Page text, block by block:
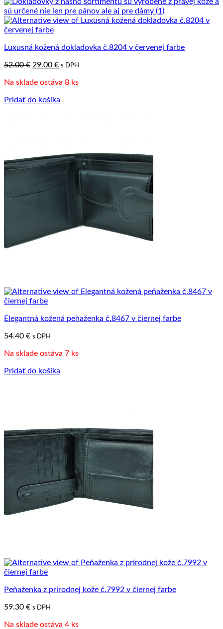
Luxusná kožená dokladovka č.8204 v červenej farbe
52.00€ Pôvodná
bola:
29.00 €Aktuálna
je:
s DPH
Na sklade ostáva 8 ks
Pridať do košíka
Elegantná kožená peňaženka č.8467 v čiernej farbe
54.40 € s DPH
Na sklade ostáva 7 ks
Pridať do košíka
Peňaženka z prírodnej kože č.7992 v čiernej farbe
59.30 € s DPH
Na sklade ostáva 4 ks